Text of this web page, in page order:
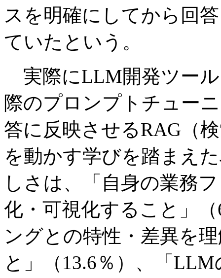
スを明確にしてから回
ていたという。
実際にLLM開発ツー
際のプロンプトチュー
答に反映させるRAG（
を動かす学びを踏まえ
しさは、「自身の業務
化・可視化すること」
ングとの特性・差異を
と」（13.6％）、「